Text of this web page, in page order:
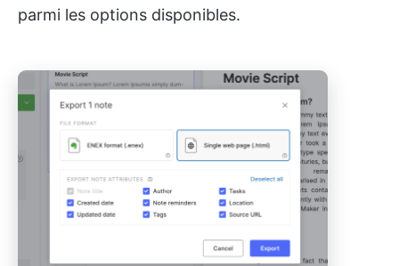
parmi les options disponibles.